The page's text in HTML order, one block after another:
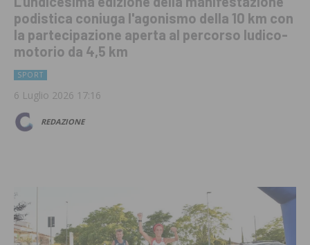
podistica coniuga l'agonismo della 10 km con
la partecipazione aperta al percorso ludico-
motorio da 4,5 km
SPORT
6 Luglio 2026 17:16
REDAZIONE